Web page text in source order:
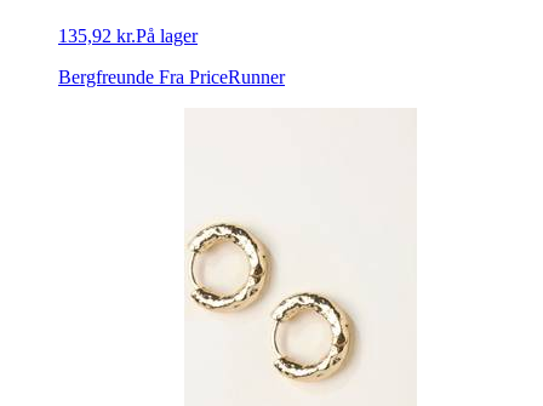
135,92 kr.På lager
Bergfreunde Fra PriceRunner